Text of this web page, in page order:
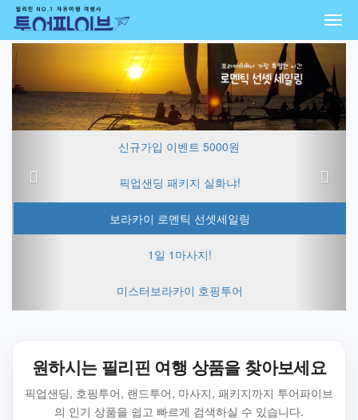
Previous
신규가입 이벤트 5000원
픽업샌딩 패키지 실화냐!
보라카이 로멘틱 선셋세일링
1일 1마사지!
미스터보라카이 호핑투어
원하시는 필리핀 여행 상품을 찾아보세요
픽업샌딩, 호핑투어, 랜드투어, 마사지, 패키지까지 투어파이브
의 인기 상품을 쉽고 빠르게 검색하실 수 있습니다.